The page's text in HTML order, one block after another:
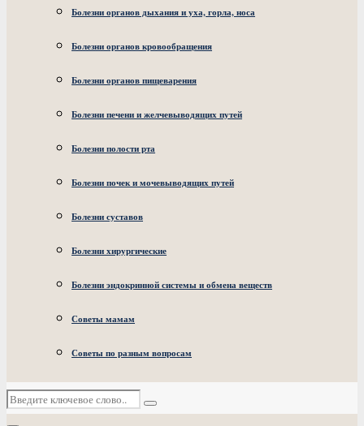
Болезни органов дыхания и уха, горла, носа
Болезни органов кровообращения
Болезни органов пищеварения
Болезни печени и желчевыводящих путей
Болезни полости рта
Болезни почек и мочевыводящих путей
Болезни суставов
Болезни хирургические
Болезни эндокринной системы и обмена веществ
Советы мамам
Советы по разным вопросам
Искать:
Поиск